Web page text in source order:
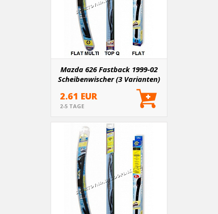
Mazda 626 Fastback 1999-02
Scheibenwischer (3 Varianten)
2.61 EUR
2-5 TAGE